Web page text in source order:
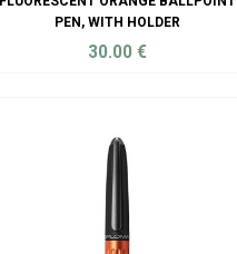
PEN, WITH HOLDER
30.00 €